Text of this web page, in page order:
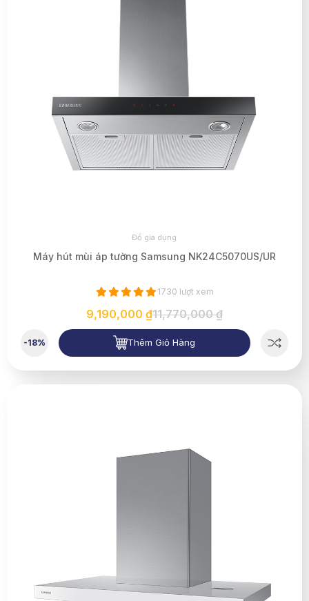
Đồ gia dụng
Máy hút mùi áp tường Samsung NK24C5070US/UR
1730 lượt xem
9,190,000 ₫11,770,000 ₫
-18% Thêm Giỏ Hàng